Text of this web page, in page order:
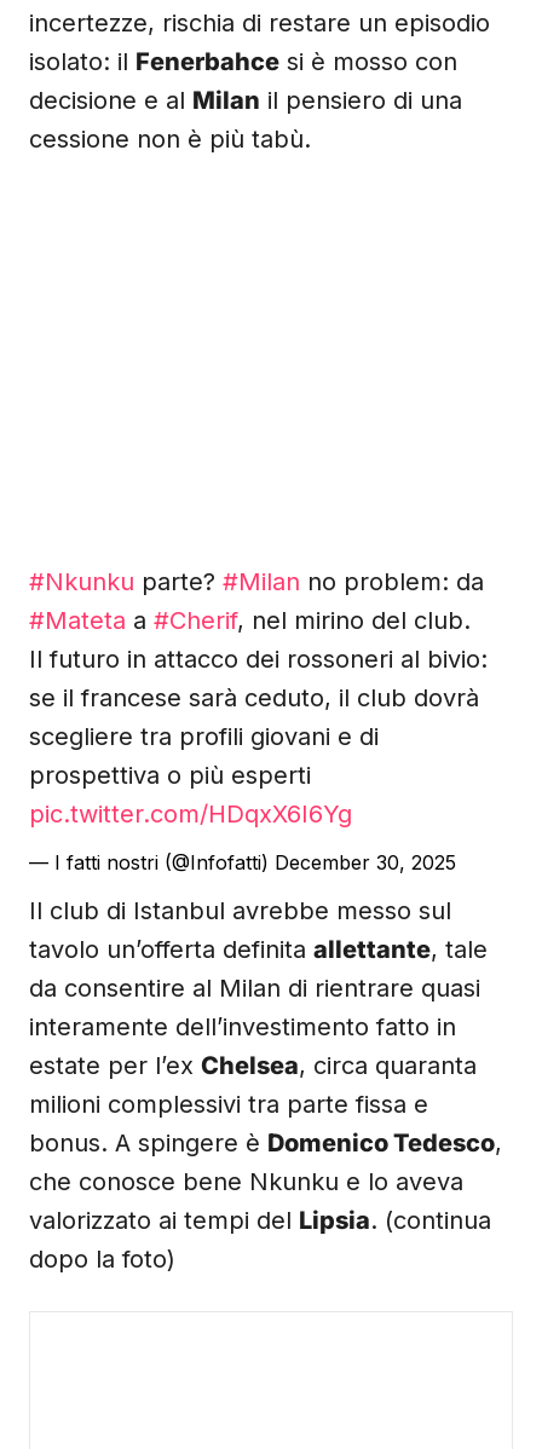
incertezze, rischia di restare un episodio
isolato: il Fenerbahce si è mosso con
decisione e al Milan il pensiero di una
cessione non è più tabù.
#Nkunku parte? #Milan no problem: da
#Mateta a #Cherif, nel mirino del club.
Il futuro in attacco dei rossoneri al bivio:
se il francese sarà ceduto, il club dovrà
scegliere tra profili giovani e di
prospettiva o più esperti
pic.twitter.com/HDqxX6I6Yg
— I fatti nostri (@Infofatti) December 30, 2025
Il club di Istanbul avrebbe messo sul
tavolo un’offerta definita allettante, tale
da consentire al Milan di rientrare quasi
interamente dell’investimento fatto in
estate per l’ex Chelsea, circa quaranta
milioni complessivi tra parte fissa e
bonus. A spingere è Domenico Tedesco,
che conosce bene Nkunku e lo aveva
valorizzato ai tempi del Lipsia. (continua
dopo la foto)